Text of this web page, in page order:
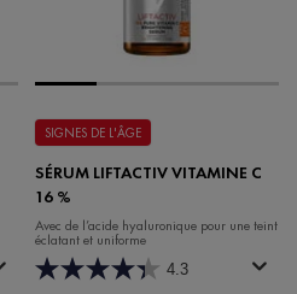
SIGNES DE L'ÂGE
SÉRUM LIFTACTIV VITAMINE C
16 %
Avec de l’acide hyaluronique pour une teint
éclatant et uniforme
4.3